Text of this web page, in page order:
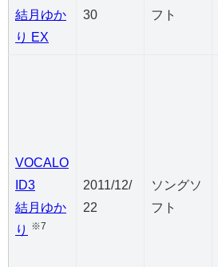
結月ゆか
り EX
30
フト
VOCALO
ID3
結月ゆか
り
※7
2011/12/
22
ソングソ
フト